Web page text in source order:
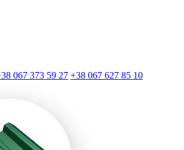
067 373 59 27 +38 067 627 85 10